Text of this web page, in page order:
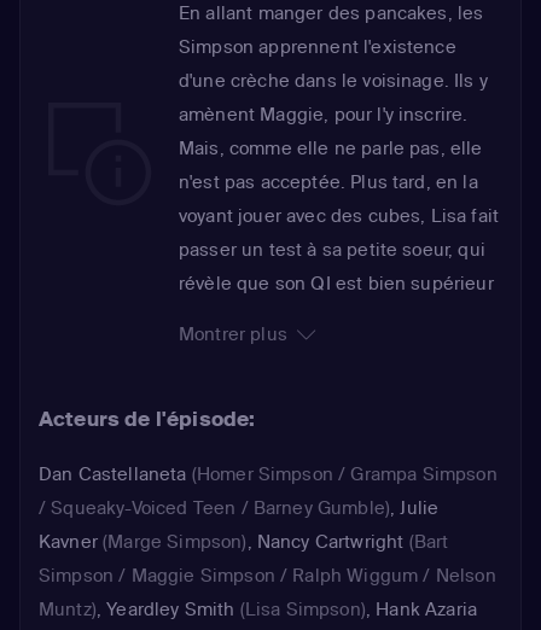
En allant manger des pancakes, les
Simpson apprennent l'existence
d'une crèche dans le voisinage. Ils y
amènent Maggie, pour l'y inscrire.
Mais, comme elle ne parle pas, elle
n'est pas acceptée. Plus tard, en la
voyant jouer avec des cubes, Lisa fait
passer un test à sa petite soeur, qui
révèle que son QI est bien supérieur
fait désormais l'objet de toutes les
maison, où elle n'a plus le monopole
docteur Hibbert, Apu et Manjula
inscrivent deux de leurs octuplés à la
crèche de miss Wickerbotton...
Montrer plus
Acteurs de l'épisode:
Dan Castellaneta (Homer Simpson / Grampa Simpson
/ Squeaky-Voiced Teen / Barney Gumble),Julie
Kavner(Marge Simpson), Nancy Cartwright (Bart
Simpson / Maggie Simpson / Ralph Wiggum / Nelson
Muntz),Yeardley Smith (Lisa Simpson), Hank Azaria